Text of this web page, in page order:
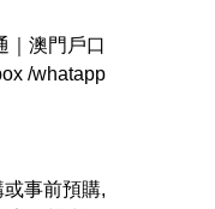
｜澳門戶口
/whatapp
事前預購,